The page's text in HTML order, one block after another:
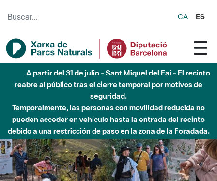
CA ES
Hasta diciembre de 2026 - Parque Fluvial Besós -
Afectaciones en el cauce del Parque Fluvial del Besòs debido
a obras de construcción de una pasarela sobre el río